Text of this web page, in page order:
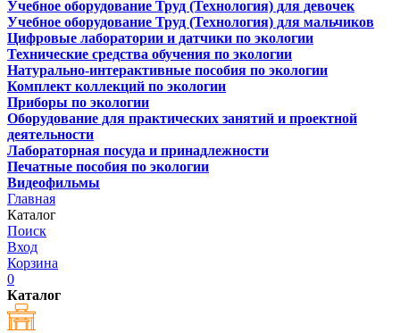
Учебное оборудование Труд (Технология) для девочек
Учебное оборудование Труд (Технология) для мальчиков
Цифровые лаборатории и датчики по экологии
Технические средства обучения по экологии
Натурально-интерактивные пособия по экологии
Комплект коллекций по экологии
Приборы по экологии
Оборудование для практических занятий и проектной
деятельности
Лабораторная посуда и принадлежности
Печатные пособия по экологии
Видеофильмы
Главная
Каталог
Поиск
Вход
Корзина
0
Каталог